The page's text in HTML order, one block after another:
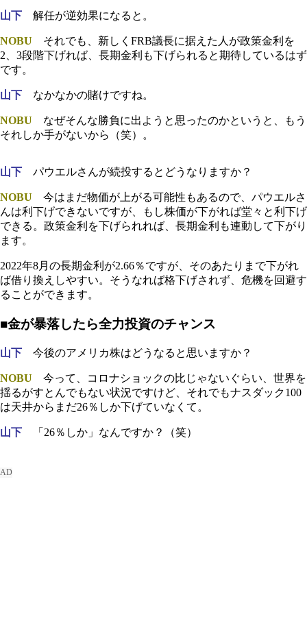
山下 解任が逆効果になると。
NOBU それでも、新しくFRB議長に据えた人が政策金利を
2、3段階下げれば、長期金利も下げられると期待しているはず
です。
山下 なかなかの賭けですね。
NOBU なぜそんな勝負に出ようと思ったのかというと、もう
それしか手がないから（笑）。
山下 パウエルさんが続投するとどうなりますか？
NOBU 今はまだ物価が上がる可能性もあるので、パウエルさ
んは利下げできないですが、もし株価が下がれば堂々と利下げ
できる。政策金利を下げられれば、長期金利も連動して下がり
ます。
2022年8月の長期金利が2.66％ですが、そのあたりまで下がれ
ば借り換えしやすい。そうなれば格下げされず、危機を回避す
ることができます。
■金が暴落したら全力投資のチャンス
山下 今後のアメリカ株はどうなると思いますか？
NOBU 今って、コロナショックの比じゃないぐらい、世界を
揺るがすとんでもない状況ですけど、それでもナスダック100
は天井からまだ26％しか下げていなくて。
山下 「26％しか」なんですか？（笑）